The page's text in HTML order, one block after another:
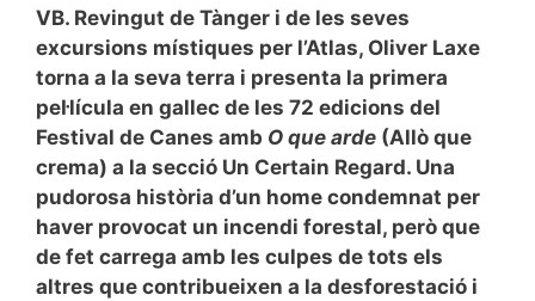
VB. Revingut de Tànger i de les seves
excursions místiques per l’Atlas, Oliver Laxe
torna a la seva terra i presenta la primera
pel·lícula en gallec de les 72 edicions del
Festival de Canes amb O que arde (Allò que
crema) a la secció Un Certain Regard. Una
pudorosa història d’un home condemnat per
haver provocat un incendi forestal, però que
de fet carrega amb les culpes de tots els
altres que contribueixen a la desforestació i